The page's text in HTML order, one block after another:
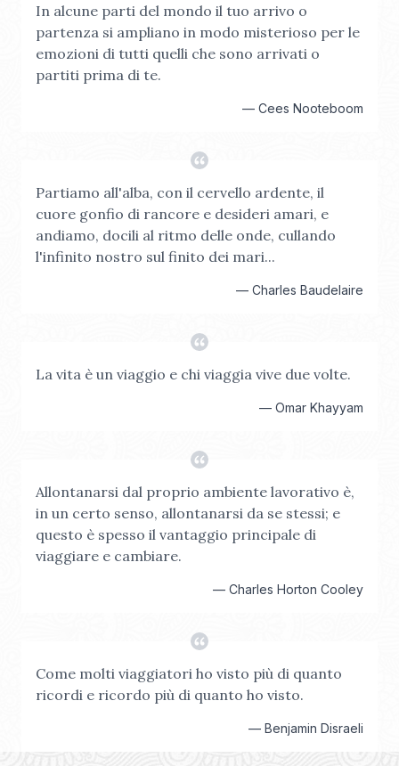
In alcune parti del mondo il tuo arrivo o
partenza si ampliano in modo misterioso per le
emozioni di tutti quelli che sono arrivati o
partiti prima di te.
— Cees Nooteboom
Partiamo all'alba, con il cervello ardente, il
cuore gonfio di rancore e desideri amari, e
andiamo, docili al ritmo delle onde, cullando
l'infinito nostro sul finito dei mari...
— Charles Baudelaire
La vita è un viaggio e chi viaggia vive due volte.
— Omar Khayyam
Allontanarsi dal proprio ambiente lavorativo è,
in un certo senso, allontanarsi da se stessi; e
questo è spesso il vantaggio principale di
viaggiare e cambiare.
— Charles Horton Cooley
Come molti viaggiatori ho visto più di quanto
ricordi e ricordo più di quanto ho visto.
— Benjamin Disraeli